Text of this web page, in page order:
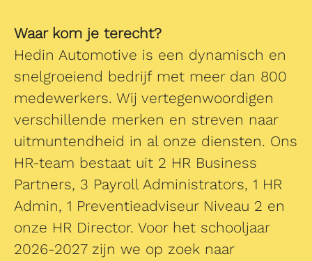
Waar kom je terecht?
Hedin Automotive is een dynamisch en
snelgroeiend bedrijf met meer dan 800
medewerkers. Wij vertegenwoordigen
verschillende merken en streven naar
uitmuntendheid in al onze diensten. Ons
HR-team bestaat uit 2 HR Business
Partners, 3 Payroll Administrators, 1 HR
Admin, 1 Preventieadviseur Niveau 2 en
onze HR Director. Voor het schooljaar
2026-2027 zijn we op zoek naar